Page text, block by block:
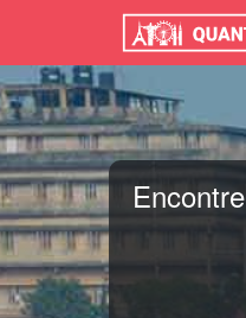
Encontre